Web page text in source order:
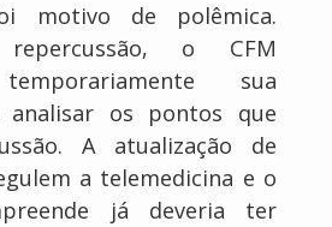
motivo de polêmica.
o CFM
sua
analisar os pontos que
A atualização de
a telemedicina e o
já deveria ter